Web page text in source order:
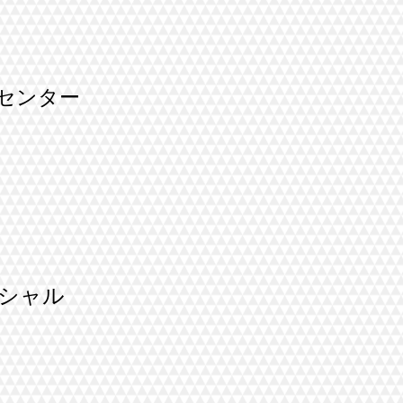
ンター
ャル